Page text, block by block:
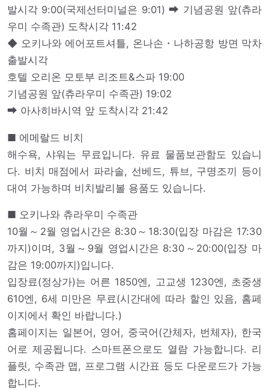
발시각 9:00(국제선터미널은 9:01) ➡ 기념공원 앞(츄라
우미 수족관) 도착시각 11:42
◆ 오키나와 에어포트셔틀, 온나손・나하공항 방면 막차
출발시각
호텔 오리온 모토부 리조트&스파 19:00
기념공원 앞(츄라우미 수족관) 19:02
➡ 아사히바시역 앞 도착시각 21:42
■ 에메랄드 비치
해수욕, 샤워는 무료입니다. 유료 물품보관함도 있습니
다. 비치 매점에서 파라솔, 선베드, 튜브, 구명조끼 등이
대여 가능하며 비치발리볼 용품도 있습니다.
■ 오키나와 츄라우미 수족관
10월～2월 영업시간은 8:30～18:30(입장 마감은 17:30
까지)이며, 3월～9월 영업시간은 8:30～20:00(입장 마
감은 19:00까지)입니다.
입장료(정상가)는 어른 1850엔, 고교생 1230엔, 초중생
610엔, 6세 미만은 무료(시간대에 따라 할인 있음, 홈페
이지에서 확인 바랍니다.)
홈페이지는 일본어, 영어, 중국어(간체자, 번체자), 한국
어로 제공됩니다. 스마트폰으로도 열람 가능합니다. 리
플릿, 수족관 맵, 프로그램 시간표 등도 다운로드가 가능
합니다.